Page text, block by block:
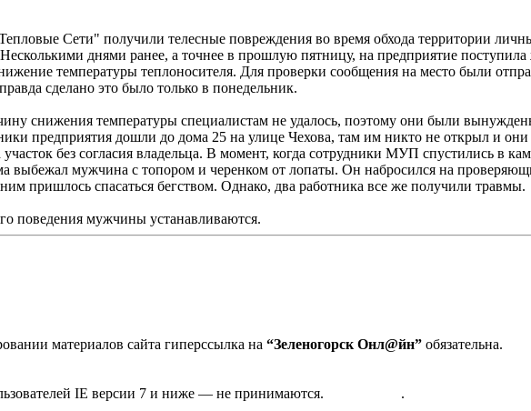
Сети" получили телесные повреждения во время обхода территории
днями ранее, а точнее в прошлую пятницу, на предприятие поступила
температуры теплоносителя. Для проверки сообщения на место были
сделано это было только в понедельник.
снижения температуры специалистам не удалось, поэтому они были
предприятия дошли до дома 25 на улице Чехова, там им никто не открыл и
без согласия владельца. В момент, когда сотрудники МУП спустились в
выбежал мужчина с топором и черенком от лопаты. Он набросился на
пришлось спасаться бегством. Однако, два работника все же получили травмы.
поведения мужчины устанавливаются.
материалов сайта гиперссылка на “Зеленогорск Онл@йн” обязательна.
IE версии 7 и ниже — не принимаются.
.